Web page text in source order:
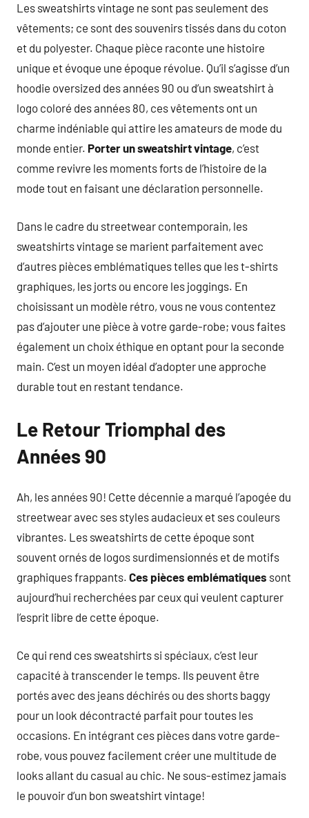
Les sweatshirts vintage ne sont pas seulement des
vêtements; ce sont des souvenirs tissés dans du coton
et du polyester. Chaque pièce raconte une histoire
unique et évoque une époque révolue. Qu’il s’agisse d’un
hoodie oversized des années 90 ou d’un sweatshirt à
logo coloré des années 80, ces vêtements ont un
charme indéniable qui attire les amateurs de mode du
monde entier. Porter un sweatshirt vintage, c’est
comme revivre les moments forts de l’histoire de la
mode tout en faisant une déclaration personnelle.
Dans le cadre du streetwear contemporain, les
sweatshirts vintage se marient parfaitement avec
d’autres pièces emblématiques telles que les t-shirts
graphiques, les jorts ou encore les joggings. En
choisissant un modèle rétro, vous ne vous contentez
pas d’ajouter une pièce à votre garde-robe; vous faites
également un choix éthique en optant pour la seconde
main. C’est un moyen idéal d’adopter une approche
durable tout en restant tendance.
Le Retour Triomphal des
Années 90
Ah, les années 90! Cette décennie a marqué l’apogée du
streetwear avec ses styles audacieux et ses couleurs
vibrantes. Les sweatshirts de cette époque sont
souvent ornés de logos surdimensionnés et de motifs
graphiques frappants. Ces pièces emblématiques sont
aujourd’hui recherchées par ceux qui veulent capturer
l’esprit libre de cette époque.
Ce qui rend ces sweatshirts si spéciaux, c’est leur
capacité à transcender le temps. Ils peuvent être
portés avec des jeans déchirés ou des shorts baggy
pour un look décontracté parfait pour toutes les
occasions. En intégrant ces pièces dans votre garde-
robe, vous pouvez facilement créer une multitude de
looks allant du casual au chic. Ne sous-estimez jamais
le pouvoir d’un bon sweatshirt vintage!